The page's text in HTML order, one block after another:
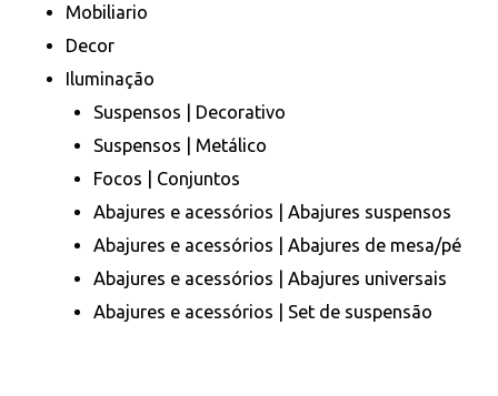
Mobiliario
Decor
Iluminação
Suspensos | Decorativo
Suspensos | Metálico
Focos | Conjuntos
Abajures e acessórios | Abajures suspensos
Abajures e acessórios | Abajures de mesa/pé
Abajures e acessórios | Abajures universais
Abajures e acessórios | Set de suspensão